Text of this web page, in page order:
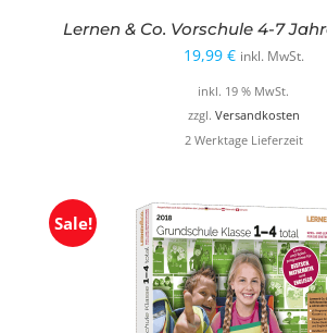
Lernen & Co. Vorschule 4-7
19,99 € inkl. MwSt.
inkl. 19 % MwSt.
zzgl. Versandkosten
2 Werktage Lieferzeit
Sale!